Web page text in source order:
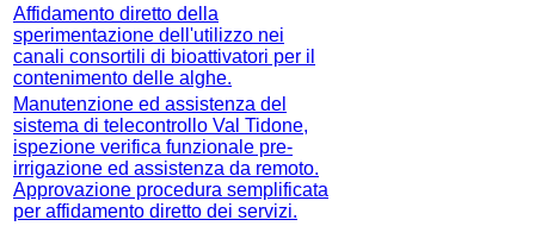
Affidamento diretto della
sperimentazione dell'utilizzo nei
canali consortili di bioattivatori per il
contenimento delle alghe.
Manutenzione ed assistenza del
sistema di telecontrollo Val Tidone,
ispezione verifica funzionale pre-
irrigazione ed assistenza da remoto.
Approvazione procedura semplificata
per affidamento diretto dei servizi.